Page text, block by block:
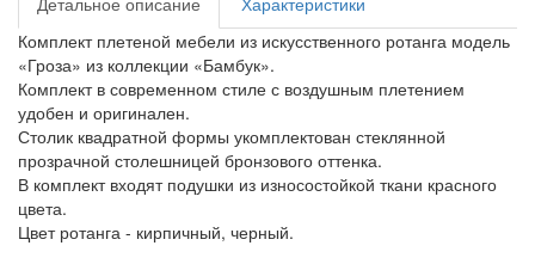
Комплект плетеной мебели из искусственного ротанга модель
«Гроза» из коллекции «Бамбук».
Комплект в современном стиле с воздушным плетением
удобен и оригинален.
Столик квадратной формы укомплектован стеклянной
прозрачной столешницей бронзового оттенка.
В комплект входят подушки из износостойкой ткани красного
цвета.
Цвет ротанга - кирпичный, черный.